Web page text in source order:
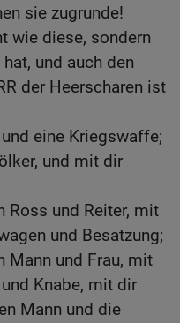
sie zugrunde!
wie diese, sondern
und auch den
der Heerscharen ist
eine Kriegswaffe;
und mit dir
Ross und Reiter, mit
und Besatzung;
Mann und Frau, mit
Knabe, mit dir
Mann und die